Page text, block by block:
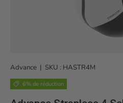
Advance | SKU : HASTR4M
6% de réduction